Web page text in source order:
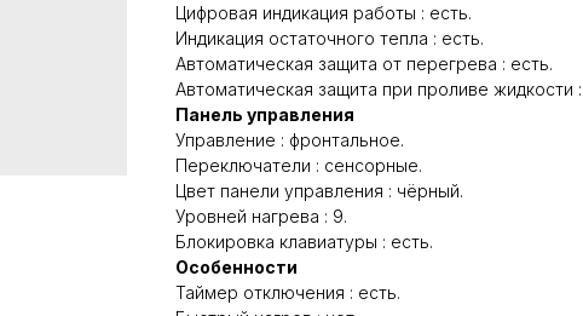
Цифровая индикация работы : есть.
Индикация остаточного тепла : есть.
Автоматическая защита от перегрева : есть.
Автоматическая защита при проливе жидкости :
Панель управления
Управление : фронтальное.
Переключатели : сенсорные.
Цвет панели управления : чёрный.
Уровней нагрева : 9.
Блокировка клавиатуры : есть.
Особенности
Таймер отключения : есть.